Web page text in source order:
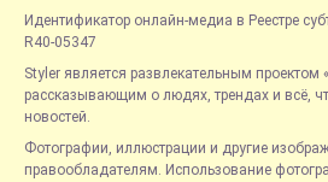
Идентификатор онлайн-медиа в Реестре
R40-05347
Styler является развлекательным проектом
рассказывающим о людях, трендах и всё,
новостей.
Фотографии, иллюстрации и другие
правообладателям. Использование